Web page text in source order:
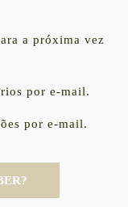
a próxima vez
por e-mail.
por e-mail.